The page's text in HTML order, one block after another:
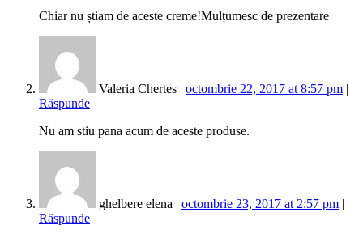
Chiar nu știam de aceste creme!Mulțumesc de prezentare
Valeria Chertes | octombrie 22, 2017 at 8:57 pm |
Răspunde
Nu am stiu pana acum de aceste produse.
ghelbere elena | octombrie 23, 2017 at 2:57 pm |
Răspunde